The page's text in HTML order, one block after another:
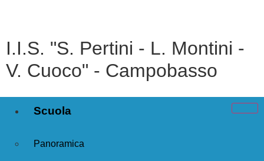
I.I.S. "S. Pertini - L. Montini -
V. Cuoco" - Campobasso
Scuola
Panoramica